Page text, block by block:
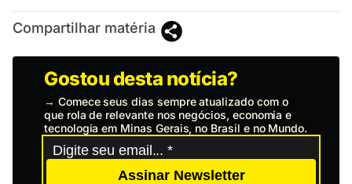
Compartilhar matéria
Gostou desta notícia?
→ Comece seus dias sempre atualizado com o
que rola de relevante nos negócios, economia e
tecnologia em Minas Gerais, no Brasil e no Mundo.
Assinar Newsletter